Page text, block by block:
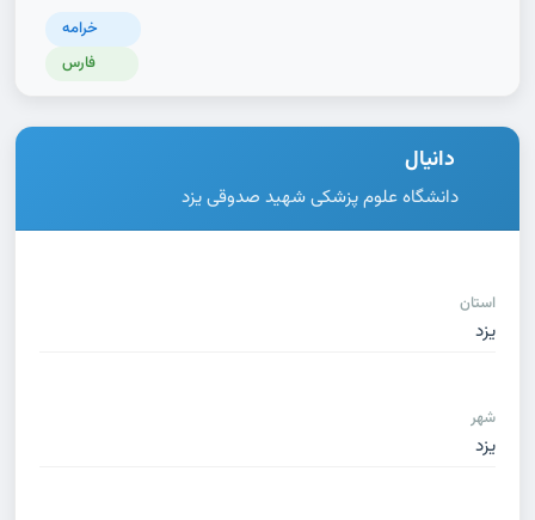
خرامه
فارس
دانیال
دانشگاه علوم پزشکی شهید صدوقی یزد
استان
یزد
شهر
یزد